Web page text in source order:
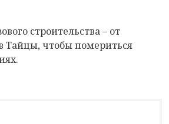
строительства – от
Тайцы, чтобы помериться